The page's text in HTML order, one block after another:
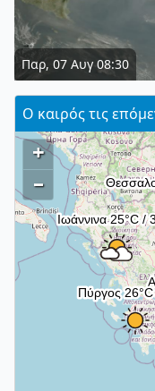
Παρ, 07 Αυγ 08:30
Ο καιρός τις
+
–